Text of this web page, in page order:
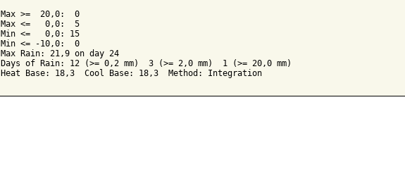
Max >=  20,0:  0
Max <=   0,0:  5
Min <=   0,0: 15
Min <= -10,0:  0
Max Rain: 21,9 on day 24
Days of Rain: 12 (>= 0,2 mm)  3 (>= 2,0 mm)  1 (>= 20,0 mm)
Heat Base: 18,3  Cool Base: 18,3  Method: Integration